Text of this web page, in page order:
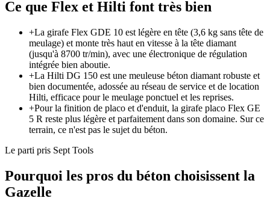
Ce que Flex et Hilti font très bien
+La girafe Flex GDE 10 est légère en tête (3,6 kg sans tête de
meulage) et monte très haut en vitesse à la tête diamant
(jusqu'à 8700 tr/min), avec une électronique de régulation
intégrée bien aboutie.
+La Hilti DG 150 est une meuleuse béton diamant robuste et
bien documentée, adossée au réseau de service et de location
Hilti, efficace pour le meulage ponctuel et les reprises.
+Pour la finition de placo et d'enduit, la girafe placo Flex GE
5 R reste plus légère et parfaitement dans son domaine. Sur ce
terrain, ce n'est pas le sujet du béton.
Le parti pris Sept Tools
Pourquoi les pros du béton choisissent la
Gazelle